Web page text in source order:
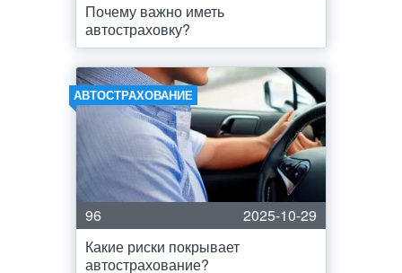
Почему важно иметь
автостраховку?
АВТОСТРАХОВАНИЕ
96
2025-10-29
Какие риски покрывает
автострахование?